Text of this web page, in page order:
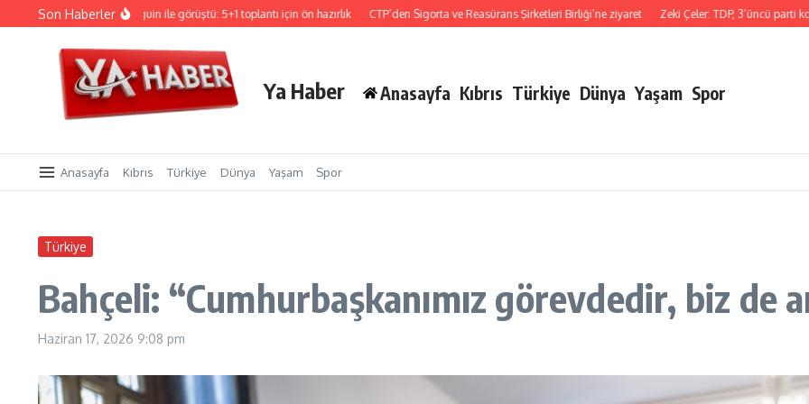
İçeriğe atlaSon Haberler
Hristodulidis, Holguin ile görüştü: 5+1 toplantı için ön hazırlık CTP’den Sigorta ve Reasürans Şirketleri Birliği’ne ziyaret Zeki Çeler: TDP, 3’üncü parti
Ya Haber Anasayfa Kıbrıs Türkiye Dünya Yaşam Spor
Anasayfa Kıbrıs Türkiye Dünya Yaşam Spor
Türkiye
Bahçeli: “Cumhurbaşkanımız görevdedir, biz de
Haziran 17, 2026 9:08 pm